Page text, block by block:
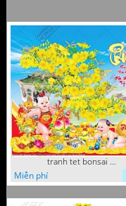
tranh tet bonsai chu phuc cung cac chu tieu vui dua
Miễn phí